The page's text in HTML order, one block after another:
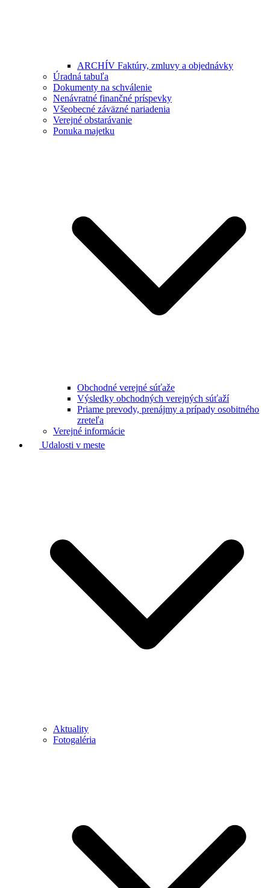
ARCHÍV Faktúry, zmluvy a objednávky
Úradná tabuľa
Dokumenty na schválenie
Nenávratné finančné príspevky
Všeobecné záväzné nariadenia
Verejné obstarávanie
Ponuka majetku
Obchodné verejné súťaže
Výsledky obchodných verejných súťaží
Priame prevody, prenájmy a prípady osobitného
zreteľa
Verejné informácie
Udalosti v meste
Aktuality
Fotogaléria